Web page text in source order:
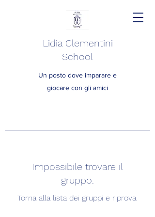
Lidia Clementini
School
Un posto dove imparare e
giocare con gli amici
Impossibile trovare il
gruppo.
Torna alla lista dei gruppi e riprova.